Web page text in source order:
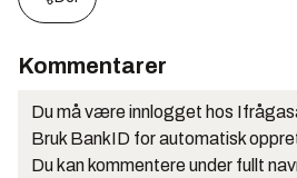
Kommentarer
Du må være innlogget hos
Bruk BankID for automatisk
Du kan kommentere under fullt